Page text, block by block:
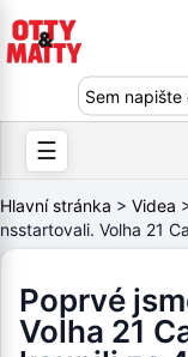
☰
Hlavní stránka > Videa
nsstartovali. Volha 21
Poprvé
Volha 21